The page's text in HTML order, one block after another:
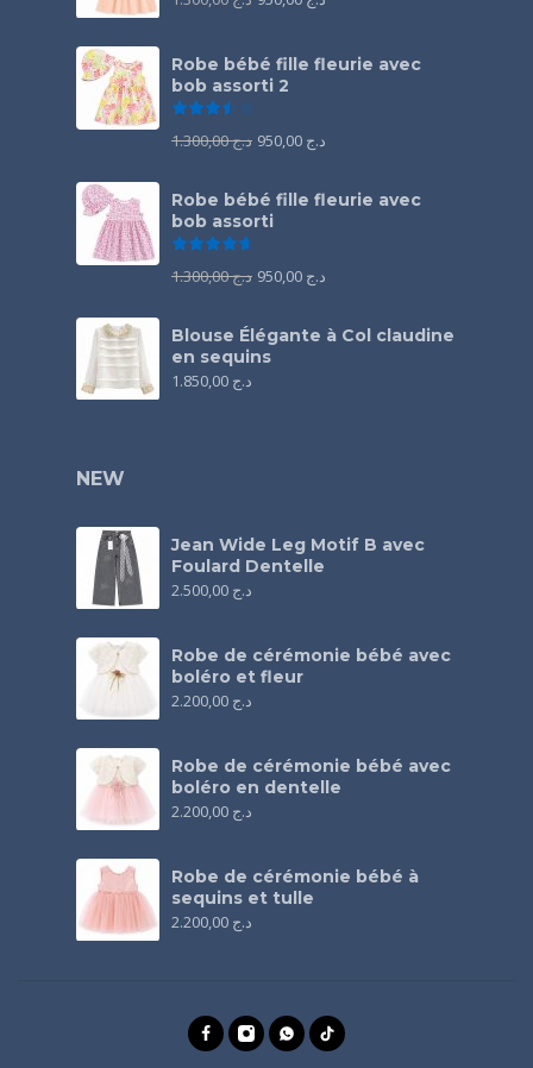
Robe bébé fille fleurie avec
bob assorti 2
د.ج1.300,00 د.ج
Robe bébé fille fleurie avec
bob assorti
د.ج1.300,00 د.ج
Blouse Élégante à Col claudine
en sequins
د.ج
NEW
Jean Wide Leg Motif B avec
Foulard Dentelle
د.ج
Robe de cérémonie bébé avec
boléro et fleur
د.ج
Robe de cérémonie bébé avec
boléro en dentelle
د.ج
Robe de cérémonie bébé à
sequins et tulle
د.ج